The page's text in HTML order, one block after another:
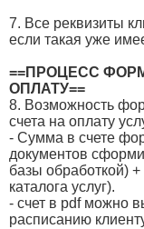
7. Все реквизиты
если такая уже
==ПРОЦЕСС
ОПЛАТУ==
8. Возможность
счета на оплату
- Сумма в счете
документов
базы обработкой) +
каталога услуг).
- счет в pdf можно
расписанию